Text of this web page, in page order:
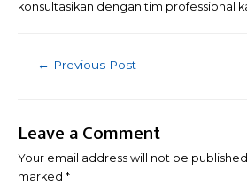
konsultasikan dengan tim professional
← Previous Post
Leave a Comment
Your email address will not be
marked *